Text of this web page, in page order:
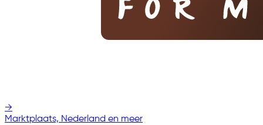
→
Marktplaats, Nederland en meer